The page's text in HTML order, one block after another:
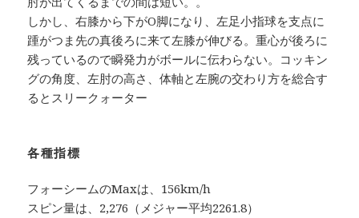
しかし、右膝から下がO脚になり、左足小指球を支点に
踵がつま先の真後ろに来て左膝が伸びる。重心が後ろに
残っているので瞬発力がボールに伝わらない。コッキン
グの角度、左肘の高さ、体軸と左腕の交わり方を総合す
るとスリークォーター
各種指標
フォーシームのMaxは、156km/h
スピン量は、2,276（メジャー平均2261.8）